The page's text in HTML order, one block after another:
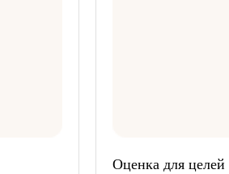
Оценка для целей